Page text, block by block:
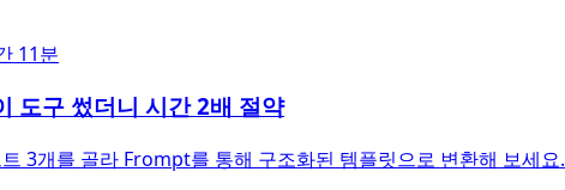
11분
도구 썼더니 시간 2배 절약
3개를 골라 Frompt를 통해 구조화된 템플릿으로 변환해 보세요.